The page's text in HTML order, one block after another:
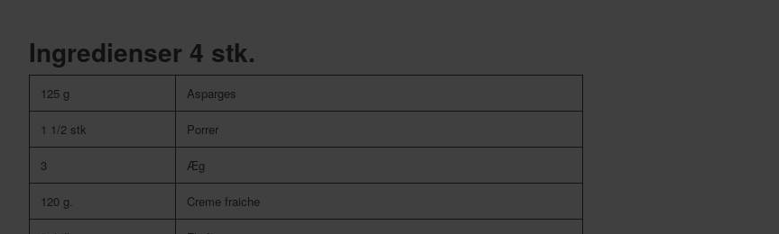
Ingredienser 4 stk.
125 g Asparges
1 1/2 stk Porrer
3 Æg
120 g. Creme fraiche